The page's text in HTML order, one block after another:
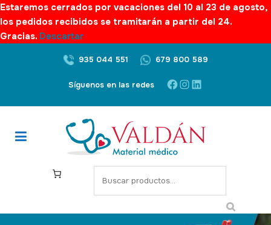
Estaremos cerrados por vacaciones del 10 al 23 de agosto,
los pedidos recibidos se tramitarán a partir del 24.
Gracias. Descartar
935 044 551 679 800 589
Síguenos en las redes